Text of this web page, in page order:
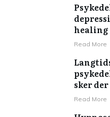
healing
Read More
sker
Read More